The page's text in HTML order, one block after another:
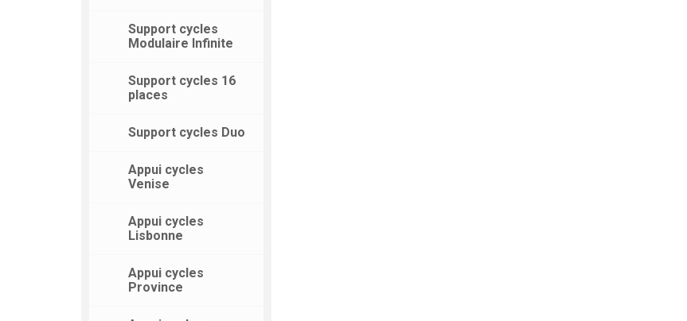
Support cycles
Modulaire Infinite
Support cycles 16
places
Support cycles Duo
Appui cycles
Venise
Appui cycles
Lisbonne
Appui cycles
Province